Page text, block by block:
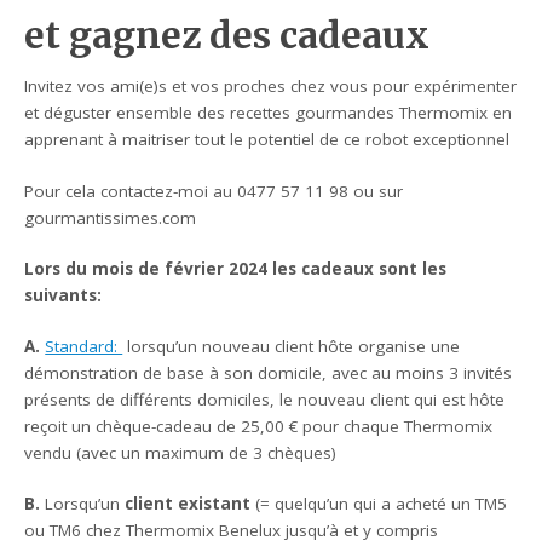
et gagnez des cadeaux
Invitez vos ami(e)s et vos proches chez vous pour expérimenter
et déguster ensemble des recettes gourmandes Thermomix en
apprenant à maitriser tout le potentiel de ce robot exceptionnel
Pour cela contactez-moi au 0477 57 11 98 ou sur
gourmantissimes.com
Lors du mois de février 2024 les cadeaux sont les
suivants:
A. Standard: lorsqu’un nouveau client hôte organise une
démonstration de base à son domicile, avec au moins 3 invités
présents de différents domiciles, le nouveau client qui est hôte
reçoit un chèque-cadeau de 25,00 € pour chaque Thermomix
vendu (avec un maximum de 3 chèques)
B. Lorsqu’un client existant (= quelqu’un qui a acheté un TM5
ou TM6 chez Thermomix Benelux jusqu’à et y compris